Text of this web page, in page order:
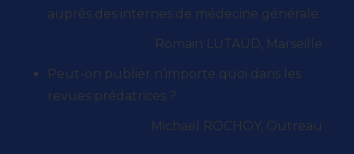
auprès des internes de médecine générale.
Romain LUTAUD, Marseille
Peut-on publier n’importe quoi dans les
revues prédatrices ?
Michael ROCHOY, Outreau